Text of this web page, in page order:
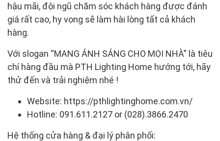
hậu mãi, đội ngũ chăm sóc khách hàng được đánh
giá rất cao, hy vọng sẽ làm hài lòng tất cả khách
hàng.
Với slogan “MANG ÁNH SÁNG CHO MỌI NHÀ” là tiêu
chí hàng đầu mà PTH Lighting Home hướng tới, hãy
thử đến và trải nghiệm nhé !
Website: https://pthlightinghome.com.vn/
Hotline: 091.611.2127 or (028).3866.2470
Hệ thống cửa hàng & đại lý phân phối: